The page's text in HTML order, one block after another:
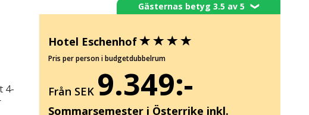
4-
Gästernas betyg 3.5 av 5❯
Hotel Eschenhof
Pris per person i budgetdubbelrum
Från SEK 9.349:-
Sommarsemester i Österrike inkl.